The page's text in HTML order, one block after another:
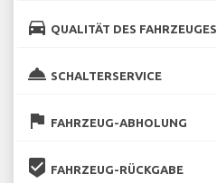
directions_car QUALITÄT DES FAHRZEUGES
room_service SCHALTERSERVICE
flag FAHRZEUG-ABHOLUNG
beenhere FAHRZEUG-RÜCKGABE